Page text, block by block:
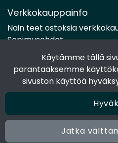
Käytämme tällä
parantaaksemme
sivuston käyttöä
Jatka
Verkkokauppainfo
Näin teet ostoksia
Sopimusehdot
Maksutavat
Tietosuojaseloste
Seuraa sosiaalisessa
Facebook